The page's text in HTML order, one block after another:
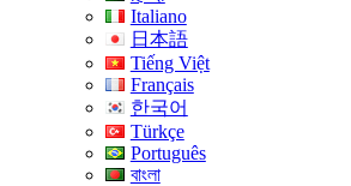
Italiano
日本語
Tiếng Việt
Français
한국어
Türkçe
Português
বাংলা